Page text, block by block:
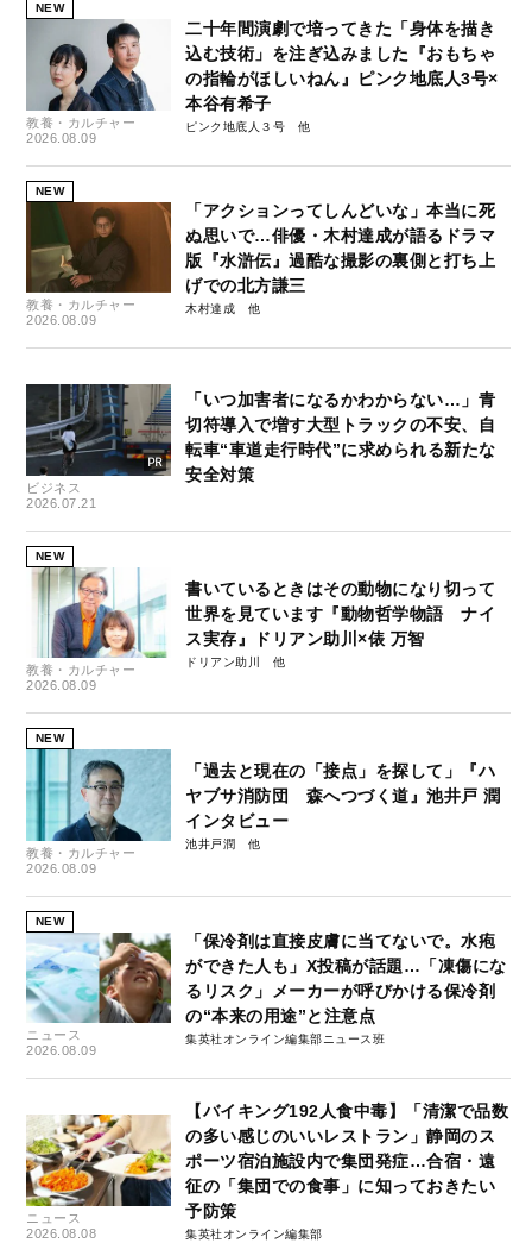
NEW
教養・カルチャー
2026.08.09
二十年間演劇で培ってきた「身体を描き
込む技術」を注ぎ込みました『おもちゃ
の指輪がほしいねん』ピンク地底人3号×
本谷有希子
ピンク地底人３号
NEW
教養・カルチャー
2026.08.09
「アクションってしんどいな」本当に死
ぬ思いで…俳優・木村達成が語るドラマ
版『水滸伝』過酷な撮影の裏側と打ち上
げでの北方謙三
木村達成
ビジネス
2026.07.21
「いつ加害者になるかわからない…」青
切符導入で増す大型トラックの不安、自
転車“車道走行時代”に求められる新たな
安全対策
NEW
教養・カルチャー
2026.08.09
書いているときはその動物になり切って
世界を見ています『動物哲学物語 ナイ
ス実存』ドリアン助川×俵 万智
ドリアン助川
NEW
教養・カルチャー
2026.08.09
「過去と現在の「接点」を探して」『ハ
ヤブサ消防団 森へつづく道』池井戸 潤
インタビュー
池井戸潤
NEW
ニュース
2026.08.09
「保冷剤は直接皮膚に当てないで。水疱
ができた人も」X投稿が話題…「凍傷にな
るリスク」メーカーが呼びかける保冷剤
の“本来の用途”と注意点
集英社オンライン編集部ニュース班
ニュース
2026.08.08
【バイキング192人食中毒】「清潔で品数
の多い感じのいいレストラン」静岡のス
ポーツ宿泊施設内で集団発症…合宿・遠
征の「集団での食事」に知っておきたい
予防策
集英社オンライン編集部